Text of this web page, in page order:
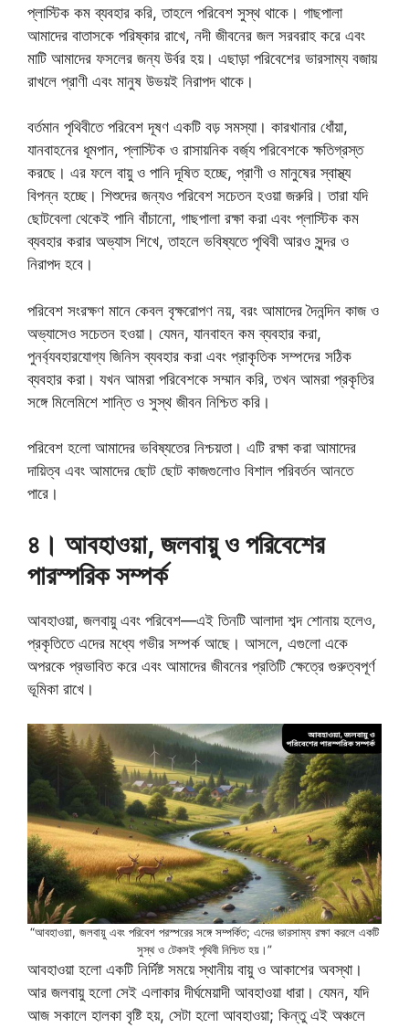
প্লাস্টিক কম ব্যবহার করি, তাহলে পরিবেশ সুস্থ থাকে। গাছপালা
আমাদের বাতাসকে পরিষ্কার রাখে, নদী জীবনের জল সরবরাহ করে এবং
মাটি আমাদের ফসলের জন্য উর্বর হয়। এছাড়া পরিবেশের ভারসাম্য বজায়
রাখলে প্রাণী এবং মানুষ উভয়ই নিরাপদ থাকে।
বর্তমান পৃথিবীতে পরিবেশ দূষণ একটি বড় সমস্যা। কারখানার ধোঁয়া,
যানবাহনের ধূমপান, প্লাস্টিক ও রাসায়নিক বর্জ্য পরিবেশকে ক্ষতিগ্রস্ত
করছে। এর ফলে বায়ু ও পানি দূষিত হচ্ছে, প্রাণী ও মানুষের স্বাস্থ্য
বিপন্ন হচ্ছে। শিশুদের জন্যও পরিবেশ সচেতন হওয়া জরুরি। তারা যদি
ছোটবেলা থেকেই পানি বাঁচানো, গাছপালা রক্ষা করা এবং প্লাস্টিক কম
ব্যবহার করার অভ্যাস শিখে, তাহলে ভবিষ্যতে পৃথিবী আরও সুন্দর ও
নিরাপদ হবে।
পরিবেশ সংরক্ষণ মানে কেবল বৃক্ষরোপণ নয়, বরং আমাদের দৈনন্দিন কাজ ও
অভ্যাসেও সচেতন হওয়া। যেমন, যানবাহন কম ব্যবহার করা,
পুনর্ব্যবহারযোগ্য জিনিস ব্যবহার করা এবং প্রাকৃতিক সম্পদের সঠিক
ব্যবহার করা। যখন আমরা পরিবেশকে সম্মান করি, তখন আমরা প্রকৃতির
সঙ্গে মিলেমিশে শান্তি ও সুস্থ জীবন নিশ্চিত করি।
পরিবেশ হলো আমাদের ভবিষ্যতের নিশ্চয়তা। এটি রক্ষা করা আমাদের
দায়িত্ব এবং আমাদের ছোট ছোট কাজগুলোও বিশাল পরিবর্তন আনতে
পারে।
৪। আবহাওয়া, জলবায়ু ও পরিবেশের
পারস্পরিক সম্পর্ক
আবহাওয়া, জলবায়ু এবং পরিবেশ—এই তিনটি আলাদা শব্দ শোনায় হলেও,
প্রকৃতিতে এদের মধ্যে গভীর সম্পর্ক আছে। আসলে, এগুলো একে
অপরকে প্রভাবিত করে এবং আমাদের জীবনের প্রতিটি ক্ষেত্রে গুরুত্বপূর্ণ
ভূমিকা রাখে।
“আবহাওয়া, জলবায়ু এবং পরিবেশ পরস্পরের সঙ্গে সম্পর্কিত; এদের ভারসাম্য রক্ষা করলে একটি
সুস্থ ও টেকসই পৃথিবী নিশ্চিত হয়।”
আবহাওয়া হলো একটি নির্দিষ্ট সময়ে স্থানীয় বায়ু ও আকাশের অবস্থা।
আর জলবায়ু হলো সেই এলাকার দীর্ঘমেয়াদী আবহাওয়া ধারা। যেমন, যদি
আজ সকালে হালকা বৃষ্টি হয়, সেটা হলো আবহাওয়া; কিন্তু এই অঞ্চলে